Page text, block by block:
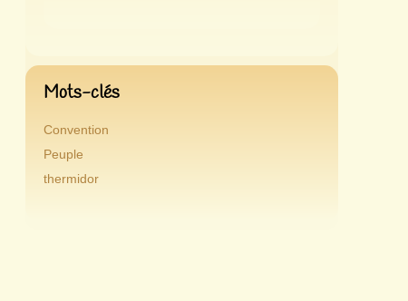
Mots-clés
Convention
Peuple
thermidor